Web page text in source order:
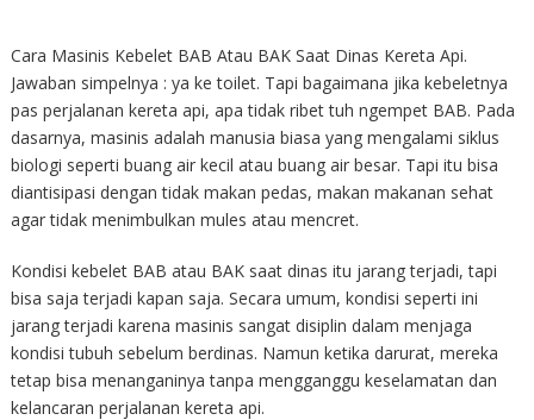
Cara Masinis Kebelet BAB Atau BAK Saat Dinas Kereta Api.
Jawaban simpelnya : ya ke toilet. Tapi bagaimana jika kebeletnya
pas perjalanan kereta api, apa tidak ribet tuh ngempet BAB. Pada
dasarnya, masinis adalah manusia biasa yang mengalami siklus
biologi seperti buang air kecil atau buang air besar. Tapi itu bisa
diantisipasi dengan tidak makan pedas, makan makanan sehat
agar tidak menimbulkan mules atau mencret.
Kondisi kebelet BAB atau BAK saat dinas itu jarang terjadi, tapi
bisa saja terjadi kapan saja. Secara umum, kondisi seperti ini
jarang terjadi karena masinis sangat disiplin dalam menjaga
kondisi tubuh sebelum berdinas. Namun ketika darurat, mereka
tetap bisa menanganinya tanpa mengganggu keselamatan dan
kelancaran perjalanan kereta api.